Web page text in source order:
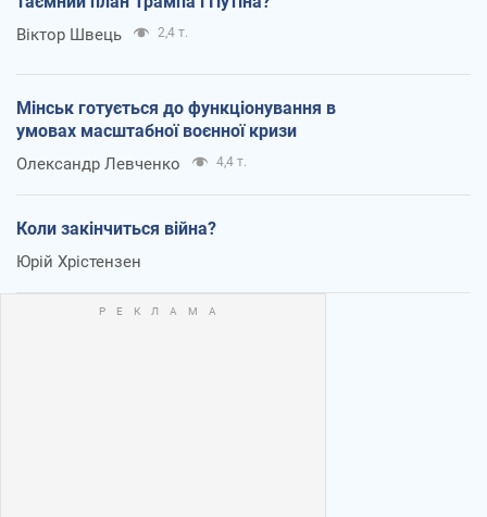
Віктор Швець 2,4 т.
Мінськ готується до функціонування в
умовах масштабної воєнної кризи
Олександр Левченко 4,4 т.
Коли закінчиться війна?
Юрій Хрістензен